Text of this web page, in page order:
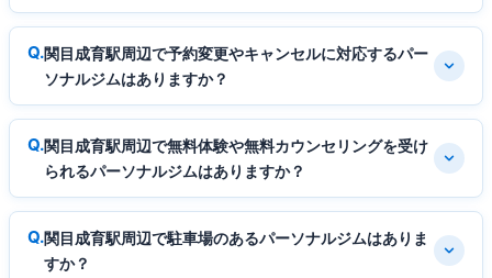
関目成育駅周辺で予約変更やキャンセルに対応するパー
ソナルジムはありますか？
関目成育駅周辺で無料体験や無料カウンセリングを受け
られるパーソナルジムはありますか？
関目成育駅周辺で駐車場のあるパーソナルジムはありま
すか？